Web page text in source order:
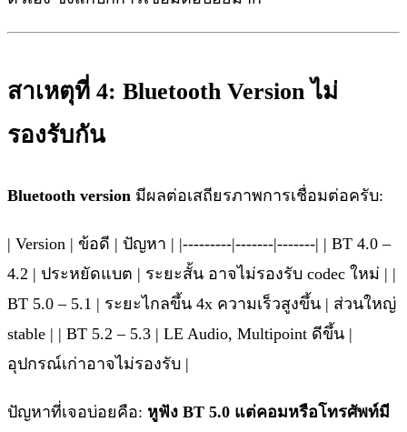
สาเหตุที่ 4: Bluetooth Version ไม่
รองรับกัน
Bluetooth version มีผลต่อเสถียรภาพการเชื่อมต่อครับ:
| Version | ข้อดี | ปัญหา | |---------|-------|-------| | BT 4.0 –
4.2 | ประหยัดแบต | ระยะสั้น อาจไม่รองรับ codec ใหม่ | |
BT 5.0 – 5.1 | ระยะไกลขึ้น 4x ความเร็วสูงขึ้น | ส่วนใหญ่
stable | | BT 5.2 – 5.3 | LE Audio, Multipoint ดีขึ้น |
อุปกรณ์เก่าอาจไม่รองรับ |
ปัญหาที่เจอบ่อยคือ: หูฟัง BT 5.0 แต่คอมหรือโทรศัพท์มี